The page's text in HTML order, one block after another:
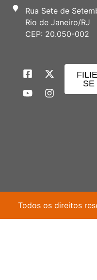
Rua Sete de
Rio de Janeiro/RJ
CEP: 20.050-002
SE
Todos os direitos